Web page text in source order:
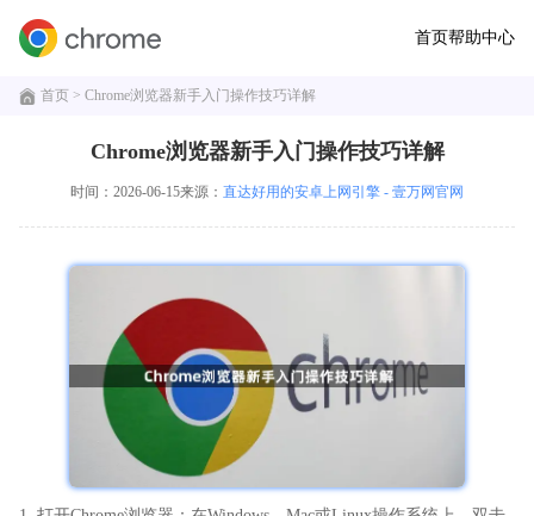
首页帮助中心
首页 > Chrome浏览器新手入门操作技巧详解
Chrome浏览器新手入门操作技巧详解
时间：2026-06-15来源： 直达好用的安卓上网引擎 - 壹万网官网